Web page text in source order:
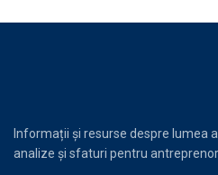
Informații și resurse despre lumea
analize și sfaturi pentru